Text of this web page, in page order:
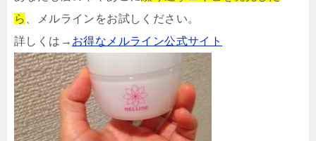
ら
、メルラインをお試しください。
詳しくは→ お得なメルライン公式サイト